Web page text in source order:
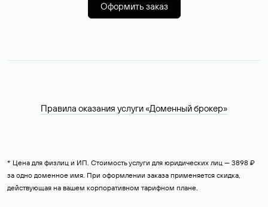
Оформить заказ
Правила оказания услуги «Доменный брокер»
* Цена для физлиц и ИП. Стоимость услуги для юридических лиц — 3898 ₽
за одно доменное имя. При оформлении заказа применяется скидка,
действующая на вашем корпоративном тарифном плане.